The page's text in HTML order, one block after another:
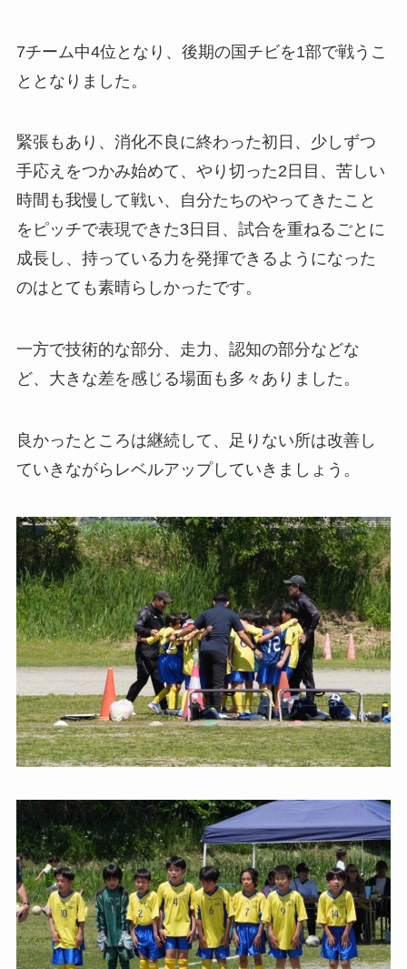
7チーム中4位となり、後期の国チビを1部で戦うこ
ととなりました。
緊張もあり、消化不良に終わった初日、少しずつ
手応えをつかみ始めて、やり切った2日目、苦しい
時間も我慢して戦い、自分たちのやってきたこと
をピッチで表現できた3日目、試合を重ねるごとに
成長し、持っている力を発揮できるようになった
のはとても素晴らしかったです。
一方で技術的な部分、走力、認知の部分などな
ど、大きな差を感じる場面も多々ありました。
良かったところは継続して、足りない所は改善し
ていきながらレベルアップしていきましょう。